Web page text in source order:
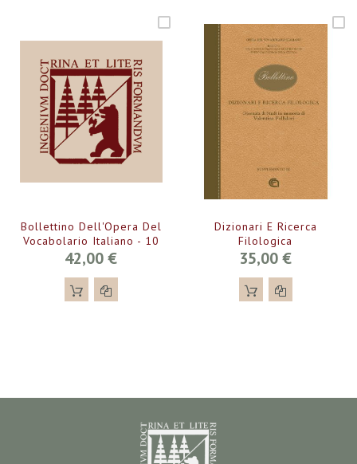
Bollettino Dell'Opera Del
Vocabolario Italiano - 10
42,00 €
Dizionari E Ricerca
Filologica
35,00 €